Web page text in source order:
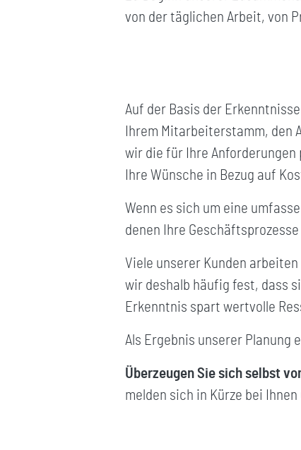
von der täglichen Arbeit, von
Auf der Basis der
Ihrem Mitarbeiterstamm, den
wir die für Ihre Anforderungen
Ihre Wünsche in Bezug auf
Wenn es sich um eine
denen Ihre
Viele unserer Kunden
wir deshalb häufig fest, dass
Erkenntnis spart wertvolle
Als Ergebnis unserer
Überzeugen Sie sich selbst
melden sich in Kürze bei